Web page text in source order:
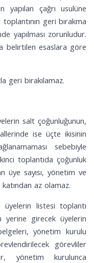
çağrı usulüne
geri bırakma
yapılması zorunludur.
belirtilen esaslara göre
geri bırakılamaz.
salt çoğunluğunun,
ise üçte ikisinin
sebebiyle
toplantıda çoğunluk
üye sayısı, yönetim ve
katından az olamaz.
üyelerin listesi toplantı
yerine girecek üyelerin
yönetim kurulu
görevliler
yönetim kurulunca